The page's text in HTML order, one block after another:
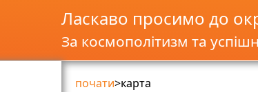
Ласкаво просимо до
За космополітизм та
почати>карта